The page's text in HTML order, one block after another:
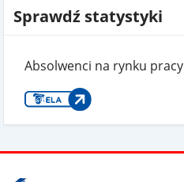
Sprawdź statystyki
Absolwenci na rynku pracy